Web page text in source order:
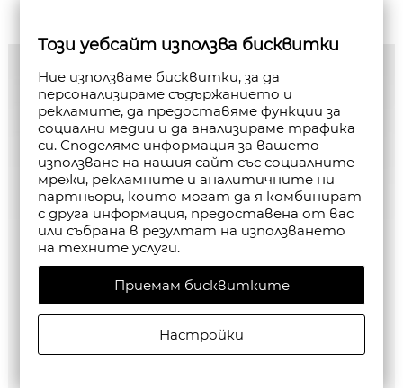
Този уебсайт използва бисквитки
Ние използваме бисквитки, за да
персонализираме съдържанието и
рекламите, да предоставяме функции за
социални медии и да анализираме трафика
си. Споделяме информация за вашето
използване на нашия сайт със социалните
мрежи, рекламните и аналитичните ни
партньори, които могат да я комбинират
с друга информация, предоставена от вас
или събрана в резултат на използването
на техните услуги.
Приемам бисквитките
Настройки